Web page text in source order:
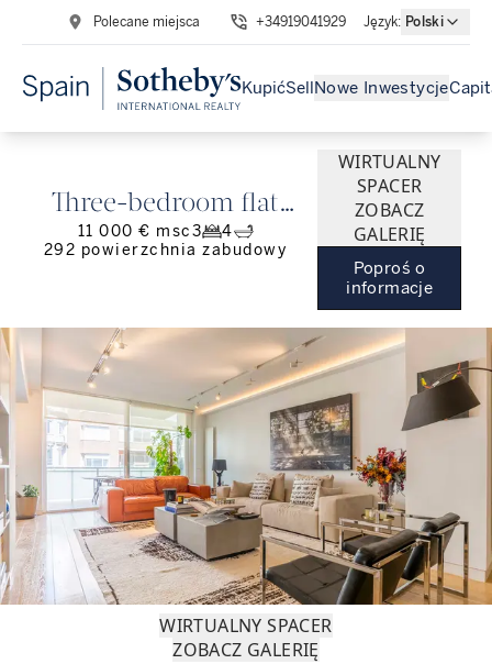
Polecane miejsca +34919041929 Język: Polski
KupićSell Nowe Inwestycje
Three-bedroom flat
with views of Parque
11 000 € msc3
4
292 powierzchnia zabudowy
WIRTUALNY
SPACER
ZOBACZ
GALERIĘ
Poproś o
informacje
WIRTUALNY SPACER
ZOBACZ GALERIĘ